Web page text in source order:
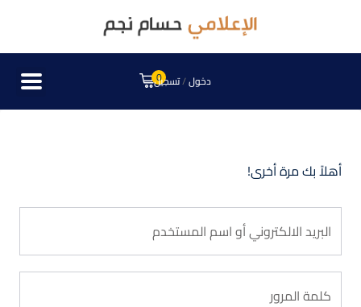
0 دخول/تسجيل
أهلاً بك مرة أخرى!